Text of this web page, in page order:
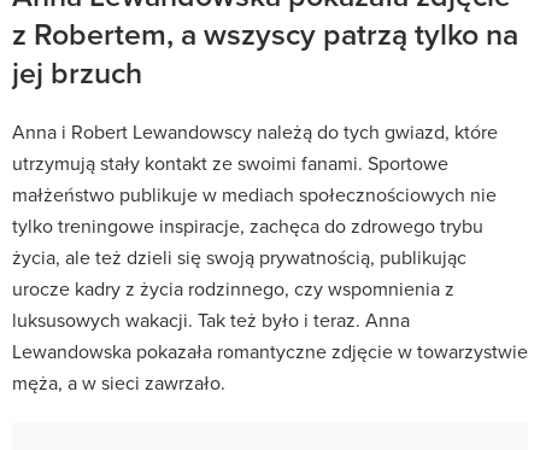
z Robertem, a wszyscy patrzą tylko na
jej brzuch
Anna i Robert Lewandowscy należą do tych gwiazd, które
utrzymują stały kontakt ze swoimi fanami. Sportowe
małżeństwo publikuje w mediach społecznościowych nie
tylko treningowe inspiracje, zachęca do zdrowego trybu
życia, ale też dzieli się swoją prywatnością, publikując
urocze kadry z życia rodzinnego, czy wspomnienia z
luksusowych wakacji. Tak też było i teraz. Anna
Lewandowska pokazała romantyczne zdjęcie w towarzystwie
męża, a w sieci zawrzało.